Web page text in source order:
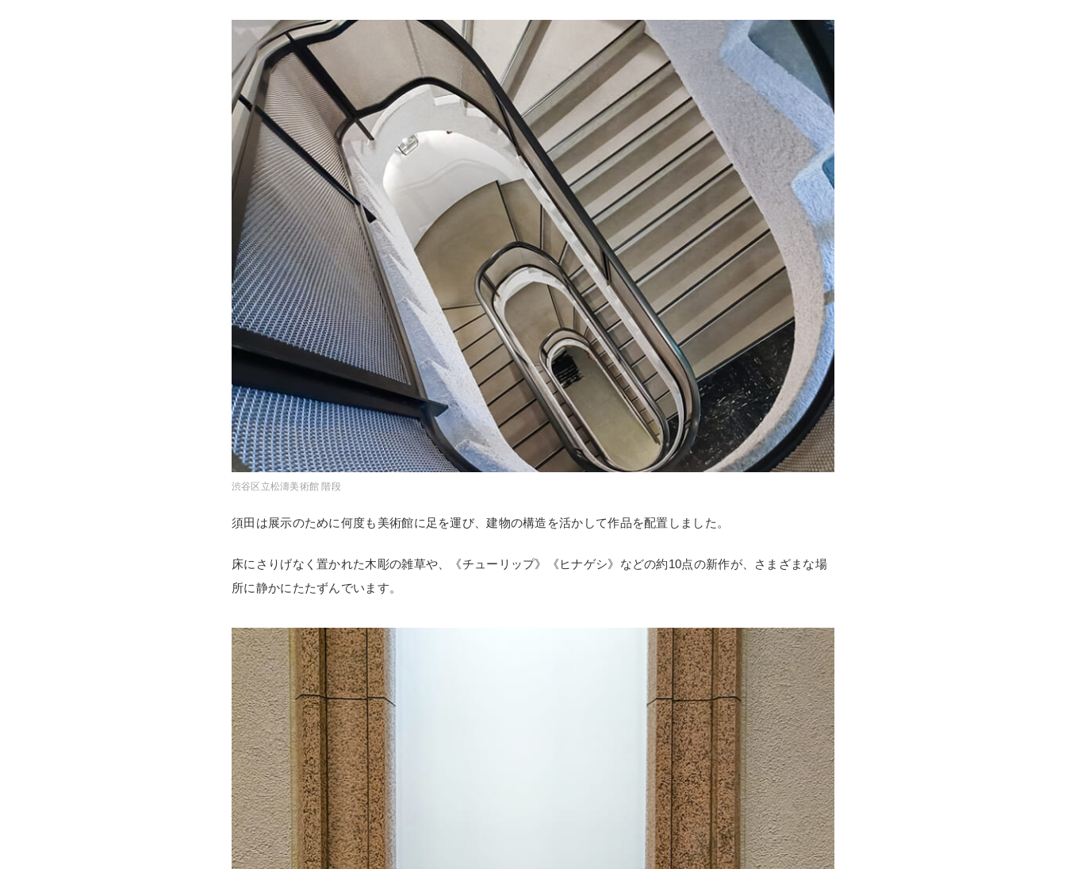
渋谷区立松濤美術館 階段
須田は展示のために何度も美術館に足を運び、建物の構造を活かして作品を配置しました。
床にさりげなく置かれた木彫の雑草や、《チューリップ》《ヒナゲシ》などの約10点の新作が、さまざまな場
所に静かにたたずんでいます。